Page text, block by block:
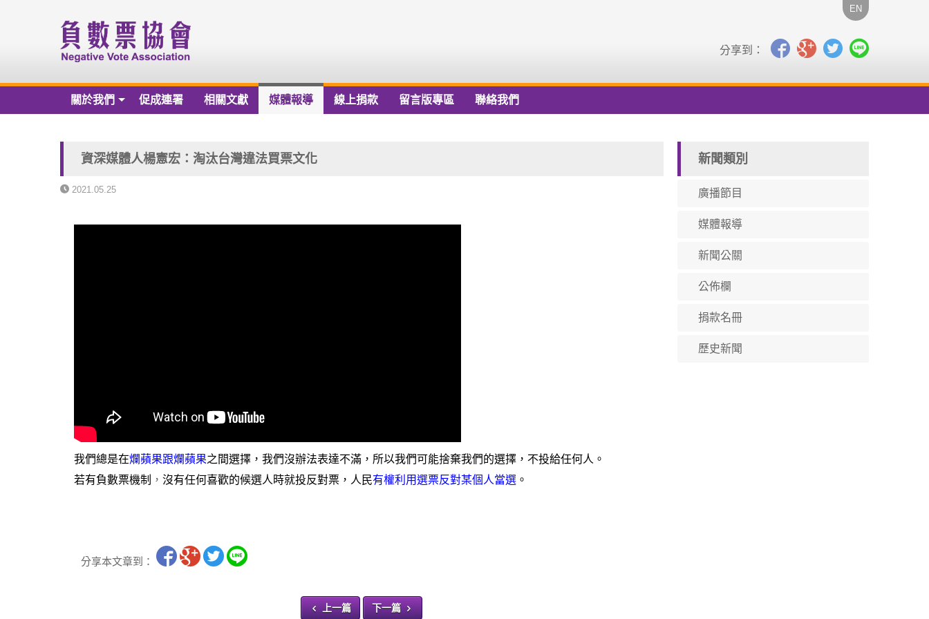
EN
分享到：
關於我們
負數票協會章程草案
負數票協會會員名冊
促成連署 相關文獻 媒體報導 線上捐款 留言版專區 聯絡我們
資深媒體人楊憲宏：淘汰台灣違法買票文化
2021.05.25
我們總是在爛蘋果跟爛蘋果之間選擇，我們沒辦法表達不滿，所以我們可能捨棄我們的選擇，不投給任何人。
若有負數票機制 ， 沒有任何喜歡的候選人時就投反對票，人民有權利用選票反對某個人當選 。
分享本文章到：
上一篇 下一篇
新聞類別
廣播節目
媒體報導
新聞公關
公佈欄
捐款名冊
歷史新聞